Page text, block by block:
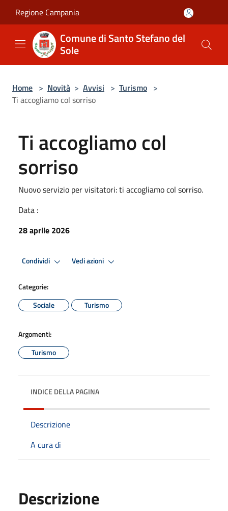
Regione Campania
Comune di Santo Stefano del
Sole
Home > Novità > Avvisi > Turismo >
Ti accogliamo col sorriso
Ti accogliamo col
sorriso
Nuovo servizio per visitatori: ti accogliamo col sorriso.
Data :
28 aprile 2026
Condividi Vedi azioni
Categorie:
Sociale
Turismo
Argomenti:
Turismo
INDICE DELLA PAGINA
Descrizione
A cura di
Descrizione